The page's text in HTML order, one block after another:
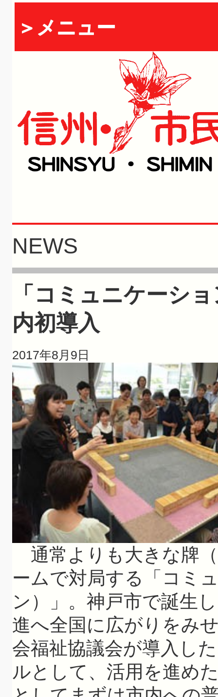
＞メニュー
NEWS
「コミュニケーシ
内初導入
2017年8月9日
通常よりも大きな牌
ームで対局する「コミ
ン）」。神戸市で誕生
進へ全国に広がりをみ
会福祉協議会が導入し
ルとして、活用を進め